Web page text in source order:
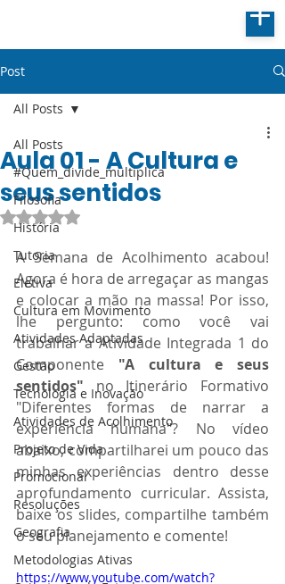
Post
All Posts
#Quem_divide_multiplica
Filosofia
História
Tutoria
Eletiva
Cultura em Movimento
Atividades Adaptadas
Gestão
Tecnologia e Inovação
Atividades de Acolhimento
Projeto de Vida
Promocional
Resoluções
Geografia
Metodologias Ativas
All Posts
Aula 01 - A Cultura e
seus sentidos
Avaliado com NaN de 5 estrelas.
A Semana de Acolhimento acabou!
Agora é hora de arregaçar as mangas
e colocar a mão na massa! Por isso,
lhe pergunto: como você vai
trabalhar a Atividade Integrada 1 do
Componente "A cultura e seus
sentidos" no Itinerário Formativo
"Diferentes formas de narrar a
experiência humana"? No vídeo
abaixo, compartilharei um pouco das
minhas experiências dentro desse
aprofundamento curricular. Assista,
baixe os slides, compartilhe também
o seu planejamento e comente!
https://www.youtube.com/watch?